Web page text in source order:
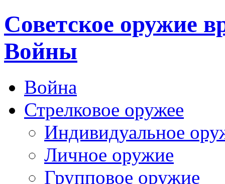
Cоветское оружие
Войны
Война
Стрелковое оружее
Индивидуальное
Личное оружие
Групповое оружие